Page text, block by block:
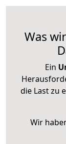
Was
Ein
die Last zu
Wir